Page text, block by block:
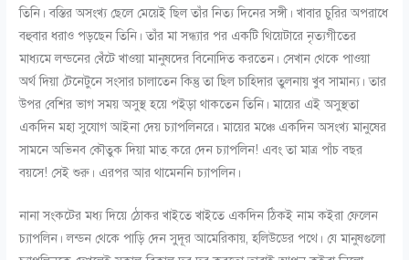
তিনি। বস্তির অসংখ্য ছেলে মেয়েই ছিল তাঁর নিত্য দিনের সঙ্গী। খাবার চুরির অপরাধে
বহুবার ধরাও পড়ছেন তিনি। তাঁর মা সন্ধ্যার পর একটি থিয়েটারে নৃত্যগীতের
মাধ্যমে লন্ডনের খেঁটে খাওয়া মানুষদের বিনোদিত করতেন। সেখান থেকে পাওয়া
অর্থ দিয়া টেনেটুনে সংসার চালাতেন কিন্তু তা ছিল চাহিদার তুলনায় খুব সামান্য। তার
উপর বেশির ভাগ সময় অসুস্থ হয়ে পইড়া থাকতেন তিনি। মায়ের এই অসুস্থতা
একদিন মহা সুযোগ আইনা দেয় চ্যাপলিনরে। মায়ের মঞ্চে একদিন অসংখ্য মানুষের
সামনে অভিনব কৌতুক দিয়া মাত্ করে দেন চ্যাপলিন! এবং তা মাত্র পাঁচ বছর
বয়সে! সেই শুরু। এরপর আর থামেননি চ্যাপলিন।
নানা সংকটের মধ্য দিয়ে ঠোকর খাইতে খাইতে একদিন ঠিকই নাম কইরা ফেলেন
চ্যাপলিন। লন্ডন থেকে পাড়ি দেন সুদূর আমেরিকায়, হলিউডের পথে। যে মানুষগুলো